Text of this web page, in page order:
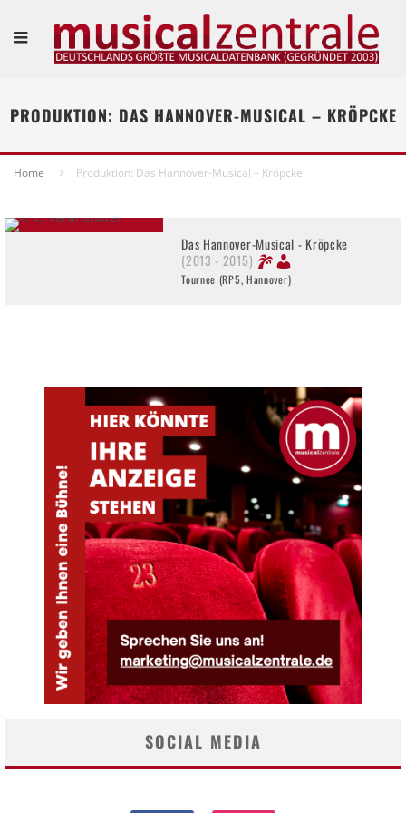
PRODUKTION: DAS HANNOVER-MUSICAL – KRÖPCKE
Home Produktion: Das Hannover-Musical – Kröpcke
Das Hannover-Musical - Kröpcke
(2013 - 2015)
Tournee (RP5, Hannover)
SOCIAL MEDIA